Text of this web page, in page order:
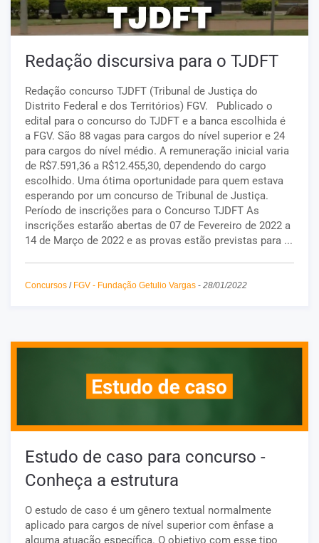
Redação discursiva para o TJDFT
Redação concurso TJDFT (Tribunal de Justiça do
Distrito Federal e dos Territórios) FGV. Publicado o
edital para o concurso do TJDFT e a banca escolhida é
a FGV. São 88 vagas para cargos do nível superior e 24
para cargos do nível médio. A remuneração inicial varia
de R$7.591,36 a R$12.455,30, dependendo do cargo
escolhido. Uma ótima oportunidade para quem estava
esperando por um concurso de Tribunal de Justiça.
Período de inscrições para o Concurso TJDFT As
inscrições estarão abertas de 07 de Fevereiro de 2022 a
14 de Março de 2022 e as provas estão previstas para ...
Concursos / FGV - Fundação Getulio Vargas - 28/01/2022
Estudo de caso para concurso -
Conheça a estrutura
O estudo de caso é um gênero textual normalmente
aplicado para cargos de nível superior com ênfase a
alguma atuação específica. O objetivo com esse tipo